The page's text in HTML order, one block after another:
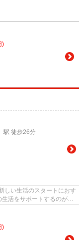
)
」駅 徒歩26分
しい生活のスタートにおす
活をサポートするのが敷
)